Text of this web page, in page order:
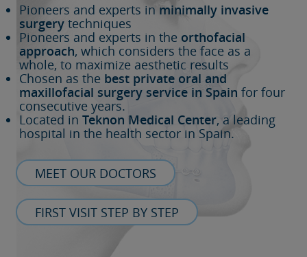
Pioneers and experts in minimally invasive
surgery techniques
Pioneers and experts in the orthofacial
approach, which considers the face as a
whole, to maximize aesthetic results
Chosen as the best private oral and
maxillofacial surgery service in Spain for four
consecutive years.
Located in Teknon Medical Center, a leading
hospital in the health sector in Spain.
MEET OUR DOCTORS
FIRST VISIT STEP BY STEP